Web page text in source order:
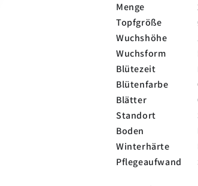
Menge
Topfgröße
Wuchshöhe
Wuchsform
Blütezeit
Blütenfarbe
Blätter
Standort
Boden
Winterhärte
Pflegeaufwand